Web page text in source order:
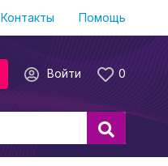
Контакты Помощь
0
Войти